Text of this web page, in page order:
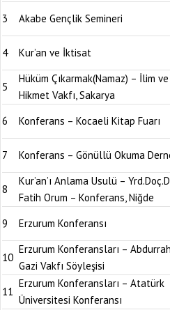
3
Akabe Gençlik Semineri
4
Kur’an ve İktisat
5
Hüküm Çıkarmak(Namaz) – İlim ve
Hikmet Vakfı, Sakarya
6
Konferans – Kocaeli Kitap Fuarı
7
Konferans – Gönüllü Okuma
8
Kur’an’ı Anlama Usulü –
Fatih Orum – Konferans, Niğde
9
Erzurum Konferansı
10
Erzurum Konferansları –
Gazi Vakfı Söyleşisi
11
Erzurum Konferansları – Atatürk
Üniversitesi Konferansı